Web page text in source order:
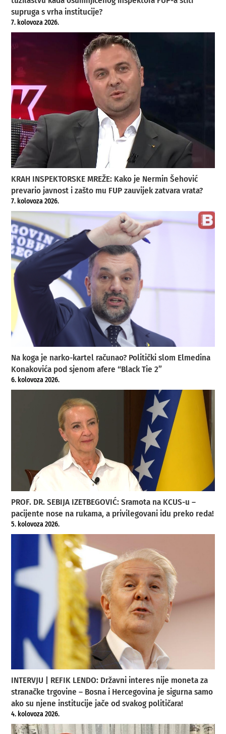
supruga s vrha institucije?
7. kolovoza 2026.
KRAH INSPEKTORSKE MREŽE: Kako je Nermin Šehović
prevario javnost i zašto mu FUP zauvijek zatvara vrata?
7. kolovoza 2026.
Na koga je narko-kartel računao? Politički slom Elmedina
Konakovića pod sjenom afere “Black Tie 2”
6. kolovoza 2026.
PROF. DR. SEBIJA IZETBEGOVIĆ: Sramota na KCUS-u –
pacijente nose na rukama, a privilegovani idu preko reda!
5. kolovoza 2026.
INTERVJU | REFIK LENDO: Državni interes nije moneta za
stranačke trgovine – Bosna i Hercegovina je sigurna samo
ako su njene institucije jače od svakog političara!
4. kolovoza 2026.